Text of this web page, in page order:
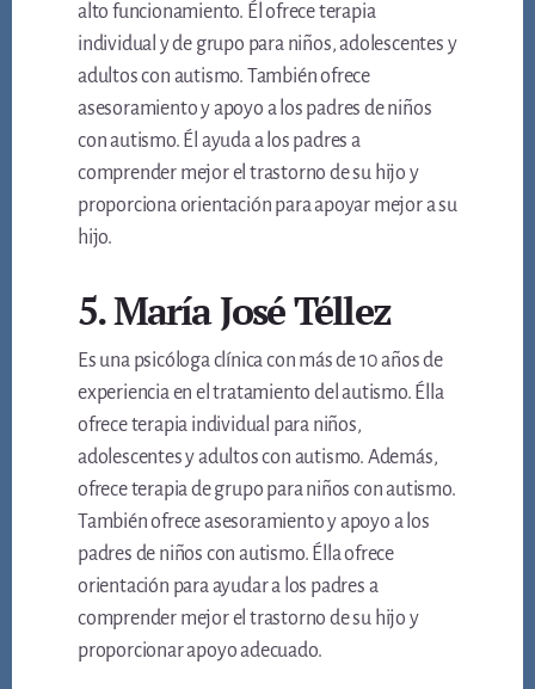
alto funcionamiento. Él ofrece terapia
individual y de grupo para niños, adolescentes y
adultos con autismo. También ofrece
asesoramiento y apoyo a los padres de niños
con autismo. Él ayuda a los padres a
comprender mejor el trastorno de su hijo y
proporciona orientación para apoyar mejor a su
hijo.
5. María José Téllez
Es una psicóloga clínica con más de 10 años de
experiencia en el tratamiento del autismo. Élla
ofrece terapia individual para niños,
adolescentes y adultos con autismo. Además,
ofrece terapia de grupo para niños con autismo.
También ofrece asesoramiento y apoyo a los
padres de niños con autismo. Élla ofrece
orientación para ayudar a los padres a
comprender mejor el trastorno de su hijo y
proporcionar apoyo adecuado.